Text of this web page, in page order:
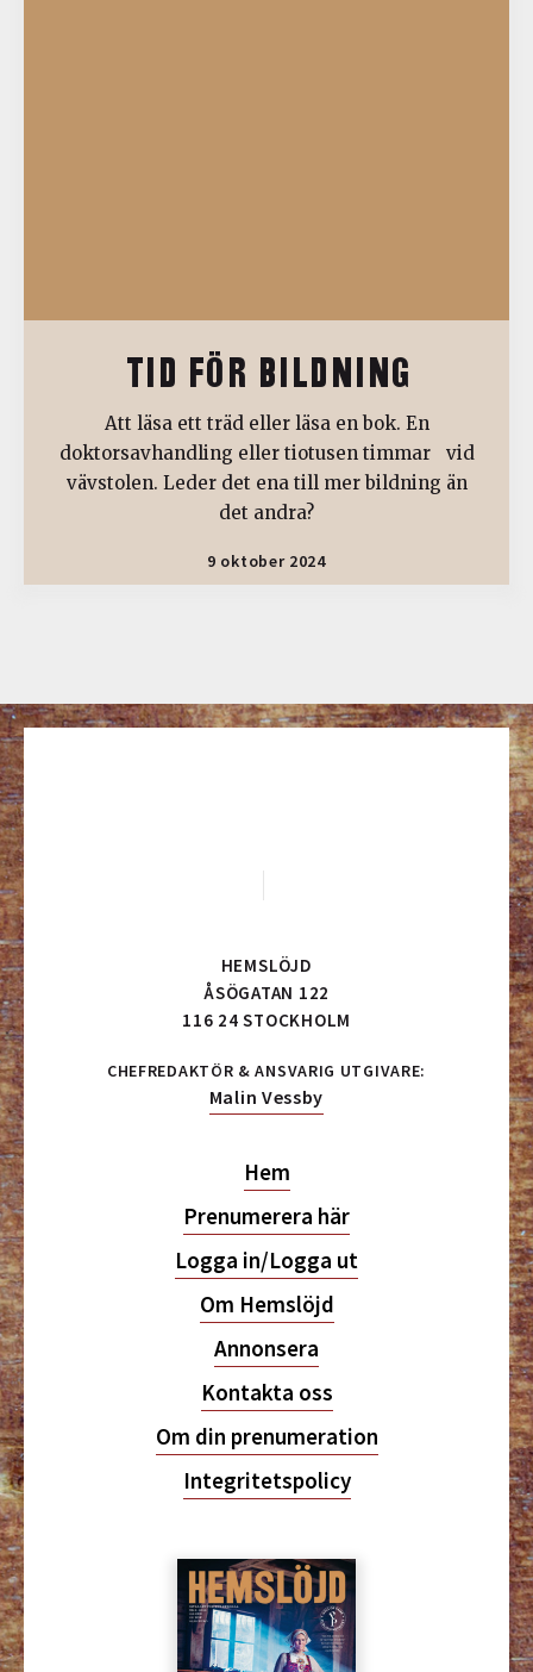
TID FÖR BILDNING
Att läsa ett träd eller läsa en bok. En
doktorsavhandling eller tiotusen timmar vid
vävstolen. Leder det ena till mer bildning än
det andra?
9 oktober 2024
HEMSLÖJD
ÅSÖGATAN 122
116 24 STOCKHOLM
CHEFREDAKTÖR & ANSVARIG UTGIVARE:
Malin Vessby
Hem
Prenumerera här
Logga in/Logga ut
Om Hemslöjd
Annonsera
Kontakta oss
Om din prenumeration
Integritetspolicy